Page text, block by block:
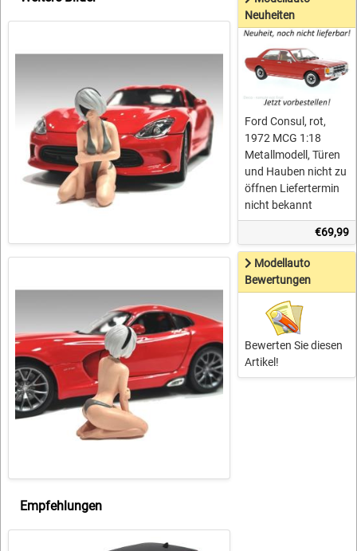
Empfehlungen
Neuheiten
Ford Consul, rot,
1972 MCG 1:18
Metallmodell, Türen
und Hauben nicht zu
öffnen Liefertermin
nicht bekannt
€69,99
Modellauto
Bewertungen
Bewerten Sie diesen
Artikel!